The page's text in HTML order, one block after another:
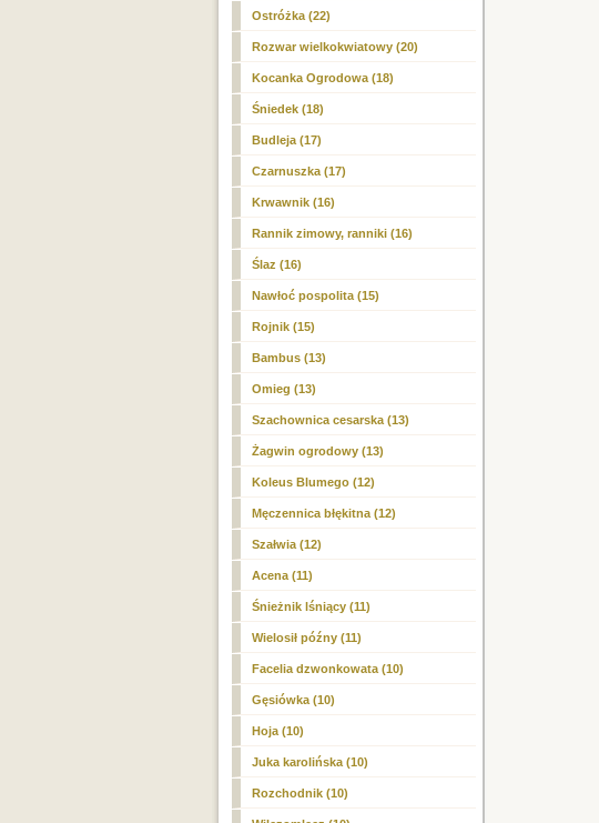
Ostróżka (22)
Rozwar wielkokwiatowy (20)
Kocanka Ogrodowa (18)
Śniedek (18)
Budleja (17)
Czarnuszka (17)
Krwawnik (16)
Rannik zimowy, ranniki (16)
Ślaz (16)
Nawłoć pospolita (15)
Rojnik (15)
Bambus (13)
Omieg (13)
Szachownica cesarska (13)
Żagwin ogrodowy (13)
Koleus Blumego (12)
Męczennica błękitna (12)
Szałwia (12)
Acena (11)
Śnieżnik lśniący (11)
Wielosił późny (11)
Facelia dzwonkowata (10)
Gęsiówka (10)
Hoja (10)
Juka karolińska (10)
Rozchodnik (10)